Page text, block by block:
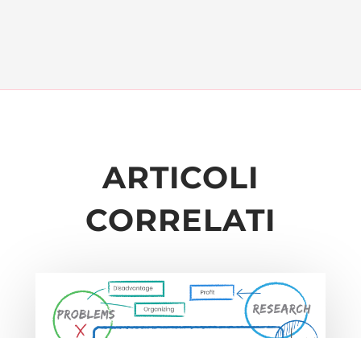
ARTICOLI
CORRELATI